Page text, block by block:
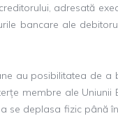
adresată
bancare ale
au posibilitatea de a
membre ale Uniunii
se deplasa fizic până